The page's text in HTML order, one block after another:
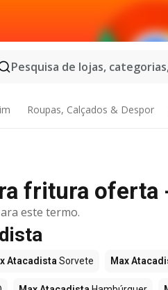
Pesquisa de lojas,
Roupas, Calçados & Despor
fritura
este termo.
Atacadista Sorvete Max